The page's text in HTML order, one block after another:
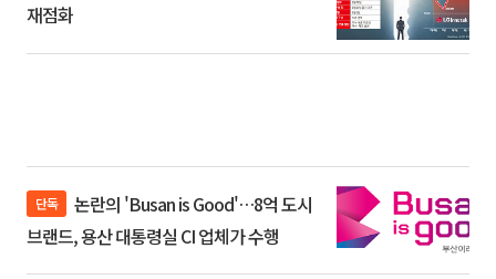
재점화
단독
브랜드, 용산 대통령실 CI 업체가 수행